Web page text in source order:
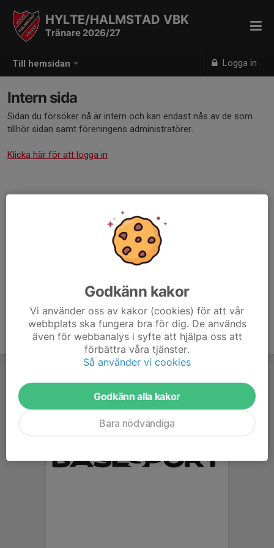
Till hemsidan Logga in
HYLTE/HALMSTAD VBK
Tränare 2026/27
Intern sida
Sidan du försöker nå är intern och kan endast nås av de som
tillhör sidan samt föreningens administratörer.
Klicka här för att logga in
Godkänn kakor
Vi använder oss av kakor (cookies) för att vår
webbplats ska fungera bra för dig. De används
även för webbanalys i syfte att hjälpa oss att
förbättra våra tjänster.
Så använder vi cookies
Godkänn alla kakor
Bara nödvändiga